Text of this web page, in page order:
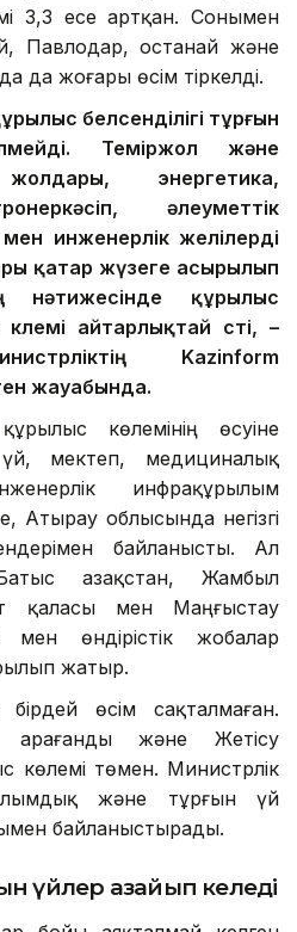
3,3 есе артқан. Сонымен
Павлодар, Қостанай және
да жоғары өсім тіркелді.
белсенділігі тұрғын
Теміржол және
энергетика,
әлеуметтік
инженерлік желілерді
қатар жүзеге асырылып
нәтижесінде құрылыс
айтарлықтай өсті, –
Kazinform
жауабында.
көлемінің өсуіне
мектеп, медициналық
инфрақұрылым
Атырау облысында негізгі
байланысты. Ал
Қазақстан, Жамбыл
қаласы мен Маңғыстау
өндірістік жобалар
жатыр.
өсім сақталмаған.
Қарағанды және Жетісу
көлемі төмен. Министрлік
және тұрғын үй
байланыстырады.
үйлер азайып келеді